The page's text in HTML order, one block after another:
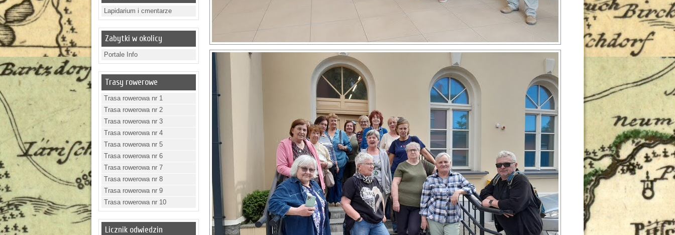
Lapidarium i cmentarze
Zabytki w okolicy
Portale Info
Trasy rowerowe
Trasa rowerowa nr 1
Trasa rowerowa nr 2
Trasa rowerowa nr 3
Trasa rowerowa nr 4
Trasa rowerowa nr 5
Trasa rowerowa nr 6
Trasa rowerowa nr 7
Trasa rowerowa nr 8
Trasa rowerowa nr 9
Trasa rowerowa nr 10
Licznik odwiedzin